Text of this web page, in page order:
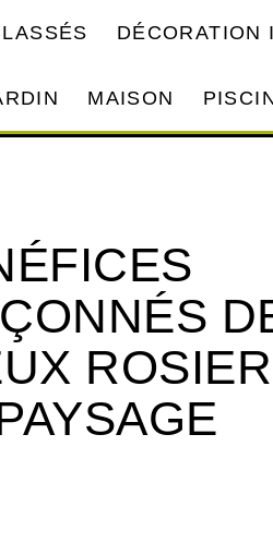
DÉCORATION
MAISON